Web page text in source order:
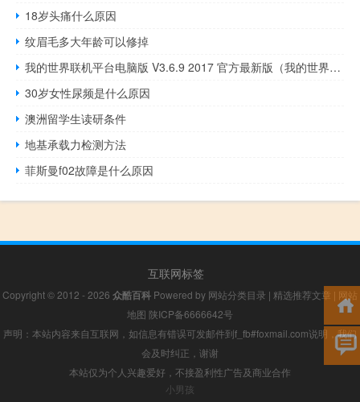
18岁头痛什么原因
纹眉毛多大年龄可以修掉
我的世界联机平台电脑版 V3.6.9 2017 官方最新版（我的世界联机平台电脑版 V3.6.9 2017 官方最新版功能简介）
30岁女性尿频是什么原因
澳洲留学生读研条件
地基承载力检测方法
菲斯曼f02故障是什么原因
互联网标签
Copyright © 2012 - 2026 众酷百科 Powered by 网站分类目录 | 精选推荐文章 | 网站
地图 陕ICP备6666642号
声明：本站内容来自互联网，如信息有错误可发邮件到f_fb#foxmail.com说明，我们
会及时纠正，谢谢
本站仅为个人兴趣爱好，不接盈利性广告及商业合作
小男孩